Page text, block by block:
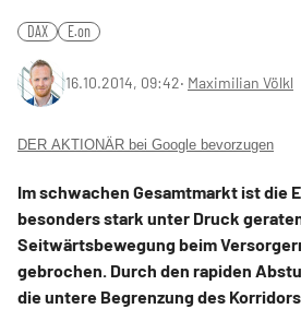
DAX E.on
16.10.2014, 09:42‧ Maximilian Völkl
DER AKTIONÄR bei Google bevorzugen
Im schwachen Gesamtmarkt ist die
besonders stark unter Druck
Seitwärtsbewegung beim
gebrochen. Durch den rapiden
die untere Begrenzung des